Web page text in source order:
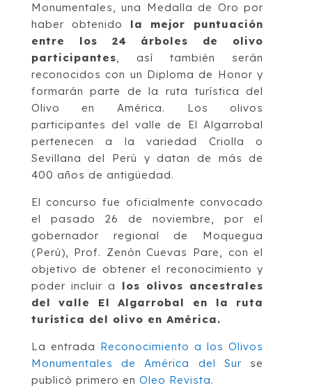
Monumentales, una Medalla de Oro por
haber obtenido la mejor puntuación
entre los 24 árboles de olivo
participantes, así también serán
reconocidos con un Diploma de Honor y
formarán parte de la ruta turística del
Olivo en América. Los olivos
participantes del valle de El Algarrobal
pertenecen a la variedad Criolla o
Sevillana del Perú y datan de más de
400 años de antigüedad.
El concurso fue oficialmente convocado
el pasado 26 de noviembre, por el
gobernador regional de Moquegua
(Perú), Prof. Zenón Cuevas Pare, con el
objetivo de obtener el reconocimiento y
poder incluir a los olivos ancestrales
del valle El Algarrobal en la ruta
turística del olivo en América.
La entrada Reconocimiento a los Olivos
Monumentales de América del Surse
publicó primero en Oleo Revista.